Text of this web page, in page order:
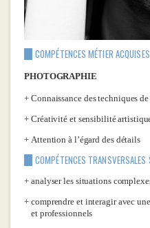
COMPÉTENCES MÉTIER ACQUISES
PHOTOGRAPHIE
Connaissance des techniques
Créativité et sensibilité
Attention à l’égard des détails
COMPÉTENCES TRANSVERSALES
analyser les situations
comprendre et interagir avec
et professionnels